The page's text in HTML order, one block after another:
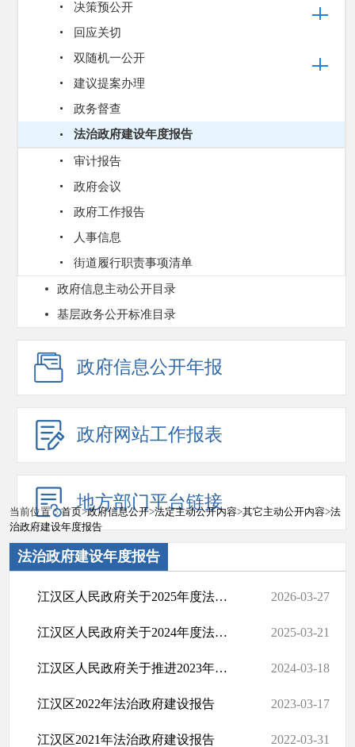
决策预公开
回应关切
双随机一公开
建议提案办理
政务督查
法治政府建设年度报告
审计报告
政府会议
政府工作报告
人事信息
街道履行职责事项清单
政府信息主动公开目录
基层政务公开标准目录
政府信息公开年报
政府网站工作报表
地方部门平台链接
当前位置：首页>政府信息公开>法定主动公开内容>其它主动公开内容>法
治政府建设年度报告
法治政府建设年度报告
江汉区人民政府关于2025年度法治政府建设情况的报告 2026-03-27
江汉区人民政府关于2024年度法治政府建设情况的报告 2025-03-21
江汉区人民政府关于推进2023年度法治政府建设情况的报告 2024-03-18
江汉区2022年法治政府建设报告 2023-03-17
江汉区2021年法治政府建设报告 2022-03-31